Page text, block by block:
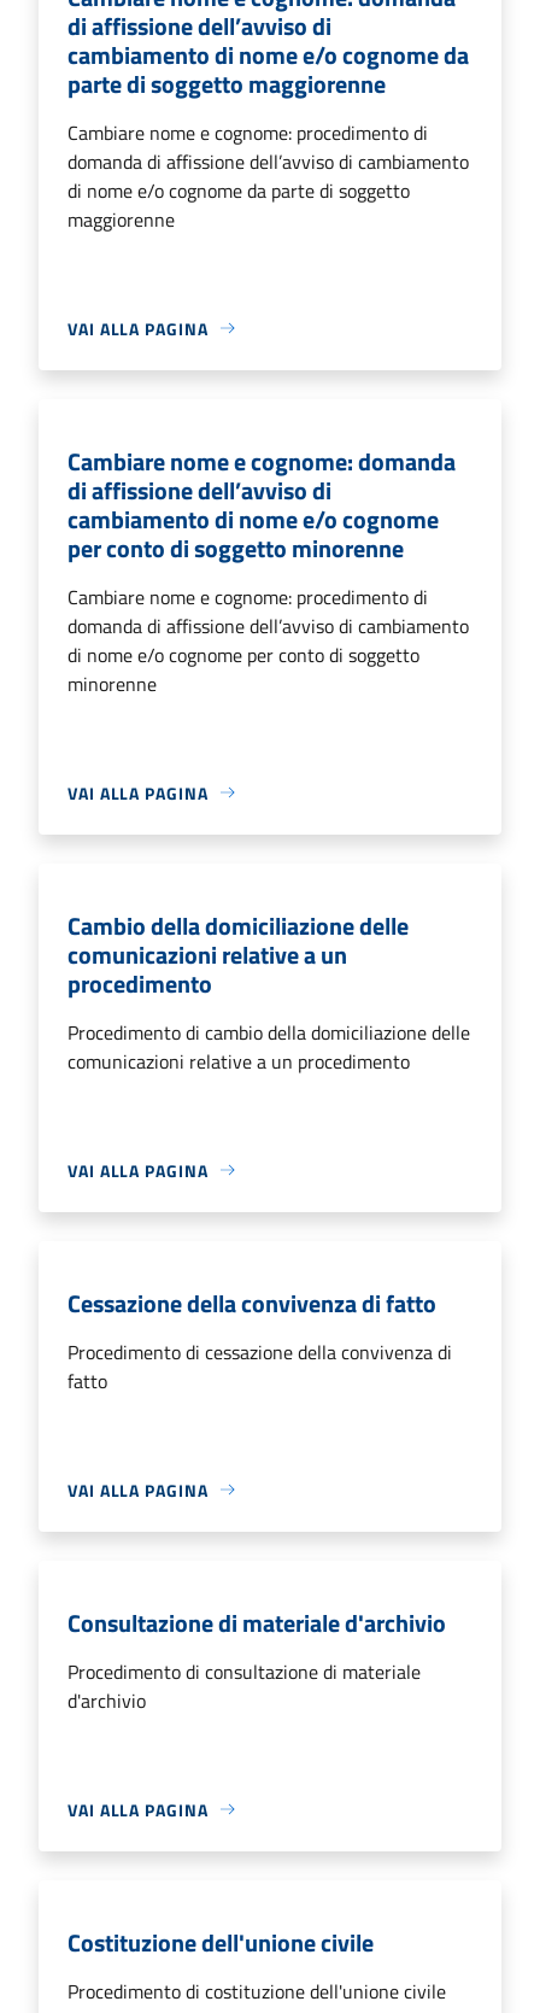
di affissione dell’avviso di
cambiamento di nome e/o cognome da
parte di soggetto maggiorenne
Cambiare nome e cognome: procedimento di
domanda di affissione dell’avviso di cambiamento
di nome e/o cognome da parte di soggetto
maggiorenne
VAI ALLA PAGINA
Cambiare nome e cognome: domanda
di affissione dell’avviso di
cambiamento di nome e/o cognome
per conto di soggetto minorenne
Cambiare nome e cognome: procedimento di
domanda di affissione dell’avviso di cambiamento
di nome e/o cognome per conto di soggetto
minorenne
VAI ALLA PAGINA
Cambio della domiciliazione delle
comunicazioni relative a un
procedimento
Procedimento di cambio della domiciliazione delle
comunicazioni relative a un procedimento
VAI ALLA PAGINA
Cessazione della convivenza di fatto
Procedimento di cessazione della convivenza di
fatto
VAI ALLA PAGINA
Consultazione di materiale d'archivio
Procedimento di consultazione di materiale
d'archivio
VAI ALLA PAGINA
Costituzione dell'unione civile
Procedimento di costituzione dell'unione civile